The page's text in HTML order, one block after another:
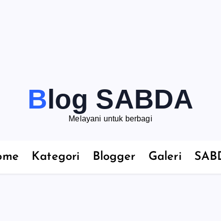
Blog SABDA
Melayani untuk berbagi
Kategori Blogger Galeri